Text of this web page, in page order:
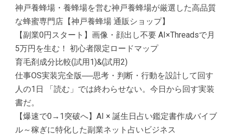
神戸養蜂場・養蜂場を営む神戸養蜂場が厳選した高品質
な蜂蜜専門店【神戸養蜂場 通販ショップ】
【副業0円スタート】画像・顔出し不要 AI×Threadsで月
5万円を生む！ 初心者限定ロードマップ
育毛剤成分比較(試用1)&(試用2)
仕事OS実装完全版──思考・判断・行動を設計して回す
人の1日 「読む」では終わらせない。今日から回す実装
書だ。
【爆速で0→1突破へ】AI × 誕生日占い鑑定書作成バイブ
ル～稼ぎに特化した副業ネット占いビジネス